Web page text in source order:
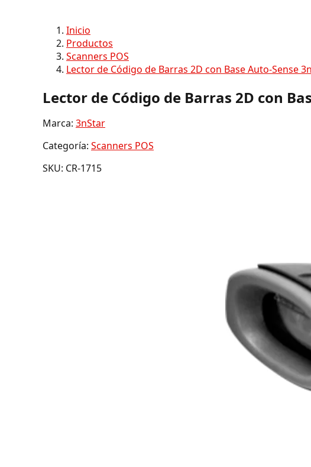
Inicio
Productos
Scanners POS
Lector de Código de Barras 2D con Base Auto-Sense
Lector de Código de Barras 2D con
Marca: 3nStar
Categoría: Scanners POS
SKU: CR-1715